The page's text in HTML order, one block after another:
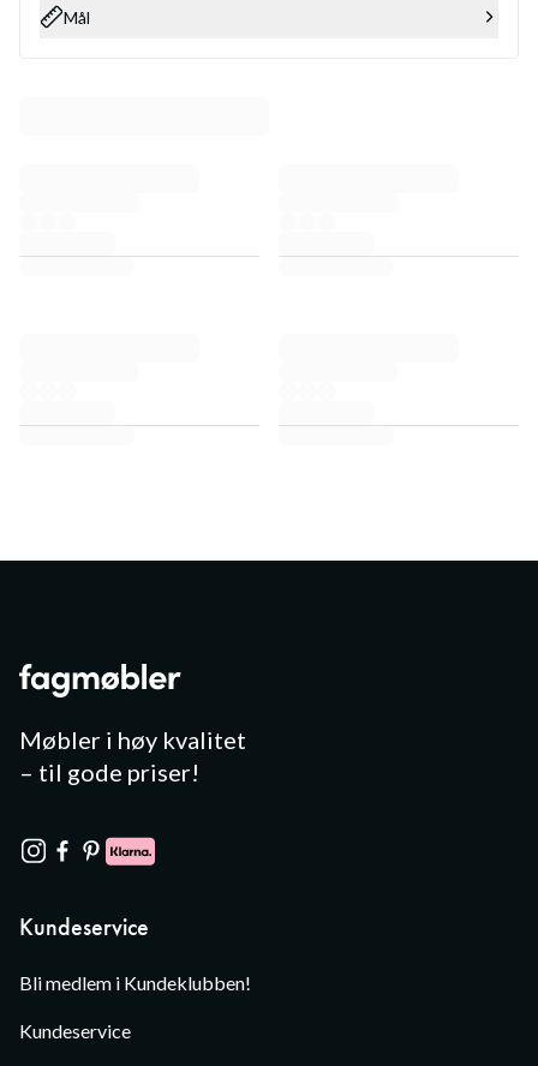
Mål
Møbler i høy kvalitet
– til gode priser!
Kundeservice
Bli medlem i Kundeklubben!
Kundeservice